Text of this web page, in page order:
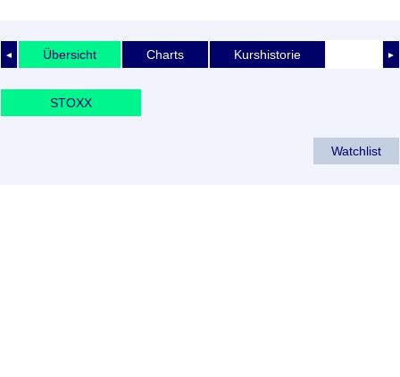
◄ ►
Übersicht Charts Kurshistorie
STOXX
Watchlist